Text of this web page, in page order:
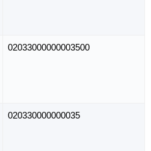
02033000000003500
020330000000035